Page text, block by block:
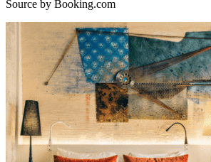
Source by Booking.com